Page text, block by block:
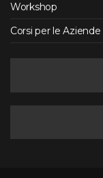
Workshop
Corsi per le Aziende